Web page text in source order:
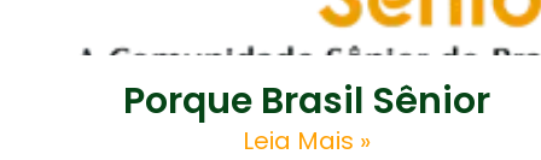
Porque Brasil Sênior
Leia Mais »